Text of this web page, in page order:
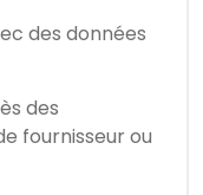
des données
des
fournisseur ou